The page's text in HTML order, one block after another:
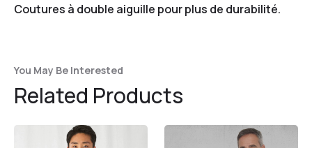
Coutures à double aiguille pour plus de durabilité.
You May Be Interested
Related Products